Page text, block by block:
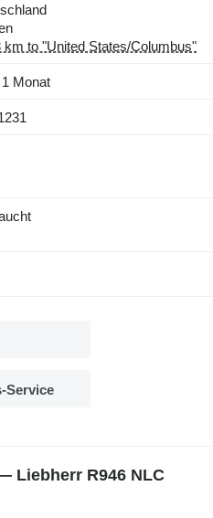
km to "United States/Columbus"
Monat
Service
Liebherr R946 NLC